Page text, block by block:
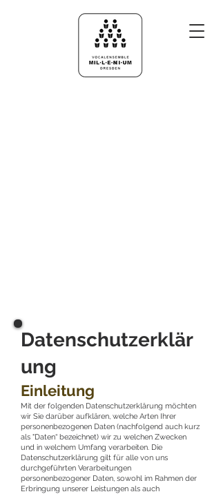
Datenschutzerklär
ung
Einleitung
Mit der folgenden Datenschutzerklärung möchten
wir Sie darüber aufklären, welche Arten Ihrer
personenbezogenen Daten (nachfolgend auch kurz
als "Daten“ bezeichnet) wir zu welchen Zwecken
und in welchem Umfang verarbeiten. Die
Datenschutzerklärung gilt für alle von uns
durchgeführten Verarbeitungen
personenbezogener Daten, sowohl im Rahmen der
Erbringung unserer Leistungen als auch